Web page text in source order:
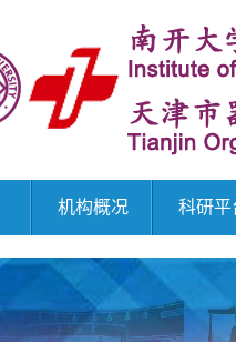
机构概况 科研平